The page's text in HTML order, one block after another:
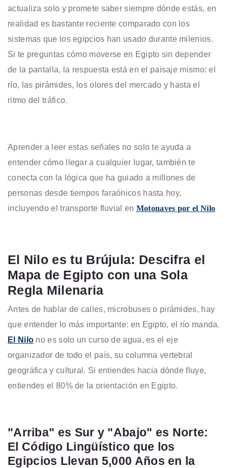
actualiza solo y promete saber siempre dónde estás, en
realidad es bastante reciente comparado con los
sistemas que los egipcios han usado durante milenios.
Si te preguntas cómo moverse en Egipto sin depender
de la pantalla, la respuesta está en el paisaje mismo: el
río, las pirámides, los olores del mercado y hasta el
ritmo del tráfico.
Aprender a leer estas señales no solo te ayuda a
entender cómo llegar a cualquier lugar, también te
conecta con la lógica que ha guiado a millones de
personas desde tiempos faraónicos hasta hoy,
incluyendo el transporte fluvial en Motonaves por el Nilo
El Nilo es tu Brújula: Descifra el
Mapa de Egipto con una Sola
Regla Milenaria
Antes de hablar de calles, microbuses o pirámides, hay
que entender lo más importante: en Egipto, el río manda.
El Nilo no es solo un curso de agua, es el eje
organizador de todo el país, su columna vertebral
geográfica y cultural. Si entiendes hacia dónde fluye,
entiendes el 80% de la orientación en Egipto.
"Arriba" es Sur y "Abajo" es Norte:
El Código Lingüístico que los
Egipcios Llevan 5,000 Años en la